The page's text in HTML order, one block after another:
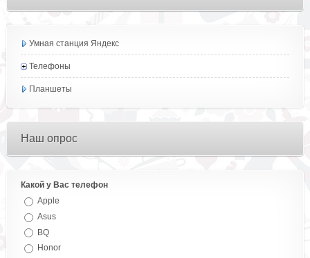
Умная станция Яндекс
Телефоны
Планшеты
Наш опрос
Какой у Вас телефон
Apple
Asus
BQ
Honor